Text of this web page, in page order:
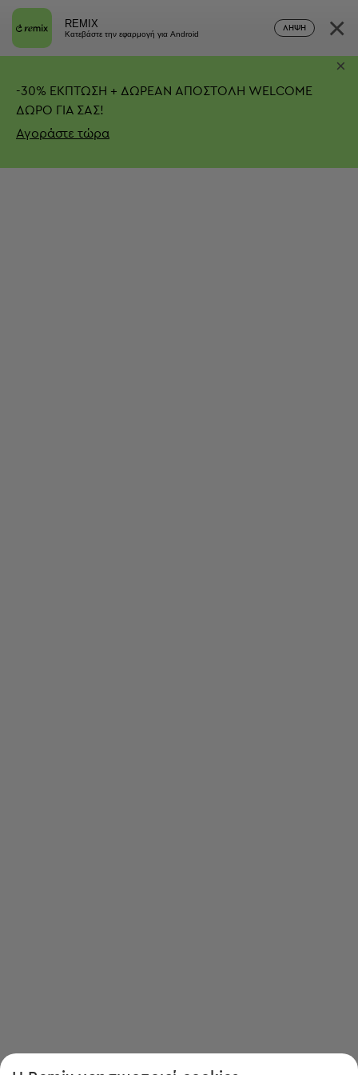
REMIX
Κατεβάστε την εφαρμογή για Android
ΛΉΨΗ ×
-30% ΕΚΠΤΩΣΗ + ΔΩΡΕΑΝ ΑΠΟΣΤΟΛΗ WELCOME
ΔΩΡΟ ΓΙΑ ΣΑΣ!
Αγοράστε τώρα
×